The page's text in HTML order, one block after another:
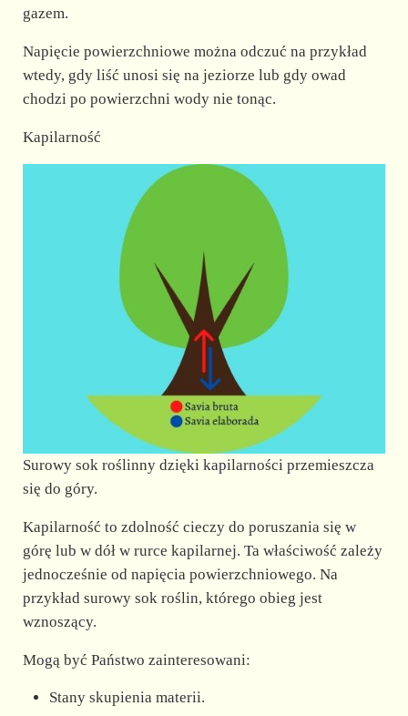
gazem.
Napięcie powierzchniowe można odczuć na przykład
wtedy, gdy liść unosi się na jeziorze lub gdy owad
chodzi po powierzchni wody nie tonąc.
Kapilarność
Surowy sok roślinny dzięki kapilarności przemieszcza
się do góry.
Kapilarność to zdolność cieczy do poruszania się w
górę lub w dół w rurce kapilarnej. Ta właściwość zależy
jednocześnie od napięcia powierzchniowego. Na
przykład surowy sok roślin, którego obieg jest
wznoszący.
Mogą być Państwo zainteresowani:
Stany skupienia materii.